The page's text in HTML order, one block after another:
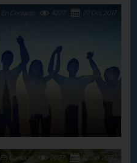
27 Oct, 2017
4227
En Contacto
10 Jan, 2022
2027
En Contacto